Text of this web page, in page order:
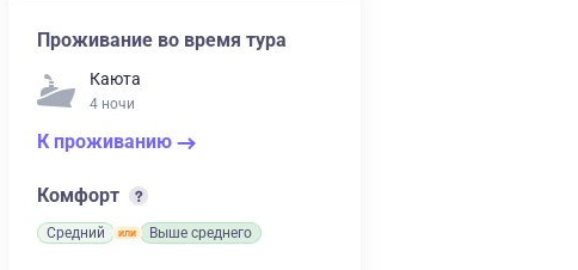
Проживание во время тура
Каюта
4 ночи
К проживанию
Комфорт
Средний Выше среднего